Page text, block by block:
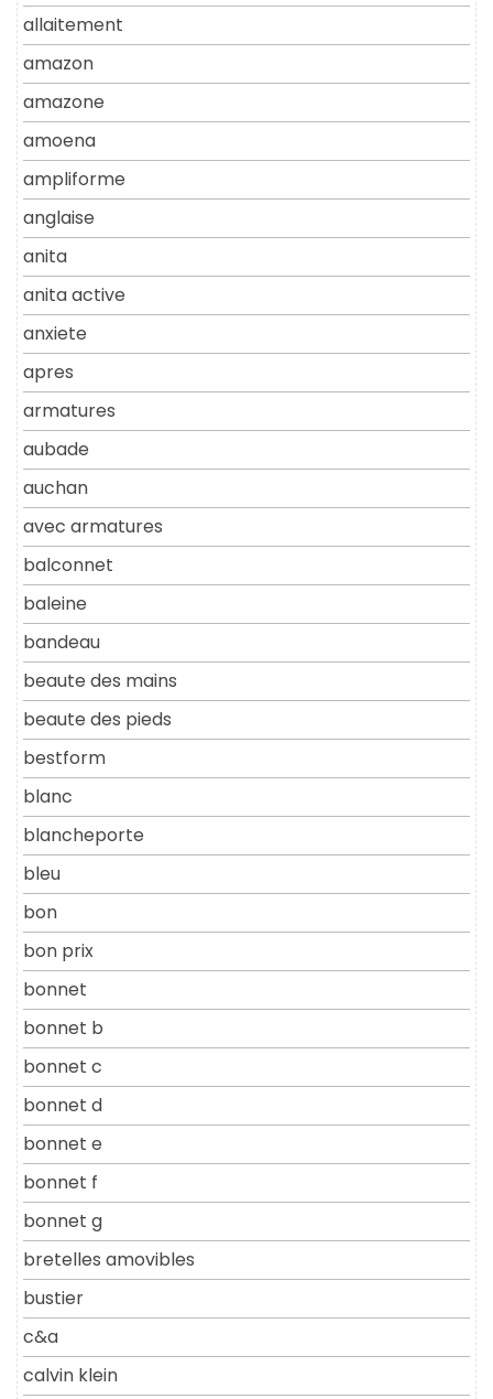
allaitement
amazon
amazone
amoena
ampliforme
anglaise
anita
anita active
anxiete
apres
armatures
aubade
auchan
avec armatures
balconnet
baleine
bandeau
beaute des mains
beaute des pieds
bestform
blanc
blancheporte
bleu
bon
bon prix
bonnet
bonnet b
bonnet c
bonnet d
bonnet e
bonnet f
bonnet g
bretelles amovibles
bustier
c&a
calvin klein